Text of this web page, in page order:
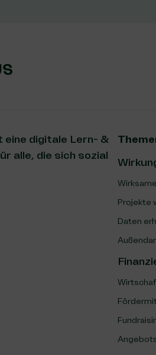
eine digitale Lern- &
alle, die sich sozial
Projekte
Daten